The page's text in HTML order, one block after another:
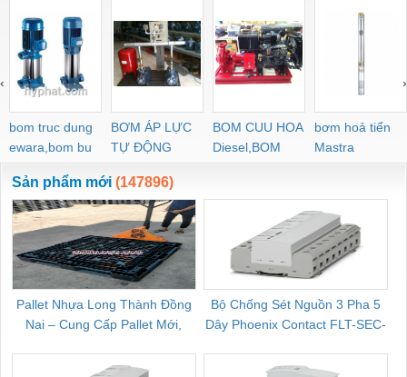
bom truc dung
ewara,bom bu
ewara
BƠM ÁP LỰC
TỰ ĐỘNG
BOM CUU HOA
Diesel,BOM
CHUA CHAY
bơm hoả tiển
Mastra
‹ ›
Sản phẩm mới (147896)
Pallet Nhựa Long Thành Đồng
Nai – Cung Cấp Pallet Mới,
Bộ Chống Sét Nguồn 3 Pha 5
Dây Phoenix Contact FLT-SEC-